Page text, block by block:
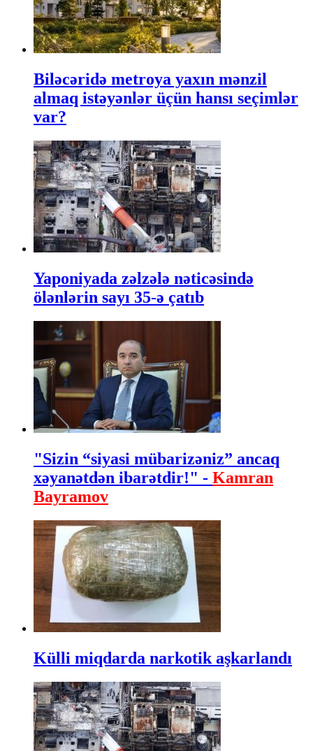
Biləcəridə metroya yaxın mənzil
almaq istəyənlər üçün hansı seçimlər
var?
Yaponiyada zəlzələ nəticəsində
ölənlərin sayı 35-ə çatıb
"Sizin “siyasi mübarizəniz” ancaq
xəyanətdən ibarətdir!" - Kamran
Bayramov
Külli miqdarda narkotik aşkarlandı